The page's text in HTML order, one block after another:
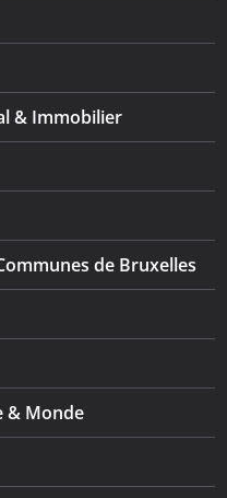
& Immobilier
de Bruxelles
& Monde